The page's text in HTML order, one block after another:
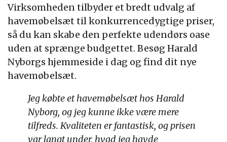
Virksomheden tilbyder et bredt udvalg af
havemøbelsæt til konkurrencedygtige priser,
så du kan skabe den perfekte udendørs oase
uden at sprænge budgettet. Besøg Harald
Nyborgs hjemmeside i dag og find dit nye
havemøbelsæt.
Jeg købte et havemøbelsæt hos Harald
Nyborg, og jeg kunne ikke være mere
tilfreds. Kvaliteten er fantastisk, og prisen
var langt under, hvad jeg havde